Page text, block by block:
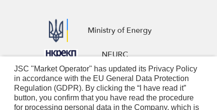
Ministry of Energy
NEURC
European Business Association
Nominated Electricity Market
JSC "Market Operator" has updated its Privacy Policy
in accordance with the EU General Data Protection
Regulation (GDPR). By clicking the “I have read it”
button, you confirm that you have read the procedure
for processing personal data in the Company, which is